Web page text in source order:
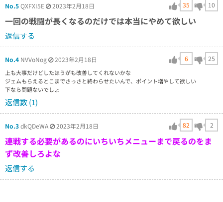
No.5QXFXI5E 2023年2月18日 35 10
一回の戦闘が長くなるのだけでは本当にやめて欲しい
返信する
No.4 NVVoNog 2023年2月18日 6 25
上も大事だけどしたほうがも改善してくれないかな
ジェムもらえるとこまでさっさと終わらせたいんで、ポイント増やして欲しい
下なら問題ないでしょ
返信数 (1)
No.3dkQDeWA 2023年2月18日 82 2
連戦する必要があるのにいちいちメニューまで戻るのをま
ず改善しろよな
返信する